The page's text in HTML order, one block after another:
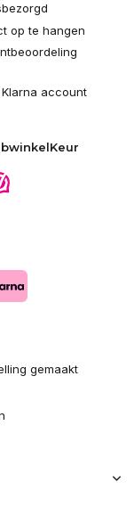
op te hangen
account
gemaakt